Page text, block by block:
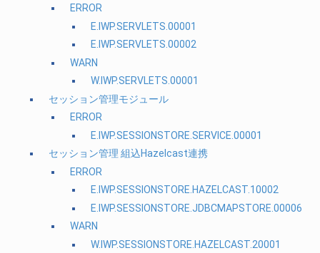
ERROR
E.IWP.SERVLETS.00001
E.IWP.SERVLETS.00002
WARN
W.IWP.SERVLETS.00001
セッション管理モジュール
ERROR
E.IWP.SESSIONSTORE.SERVICE.00001
セッション管理 組込Hazelcast連携
ERROR
E.IWP.SESSIONSTORE.HAZELCAST.10002
E.IWP.SESSIONSTORE.JDBCMAPSTORE.00006
WARN
W.IWP.SESSIONSTORE.HAZELCAST.20001